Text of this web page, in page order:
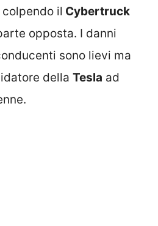
il Cybertruck
opposta. I danni
sono lievi ma
della Tesla ad